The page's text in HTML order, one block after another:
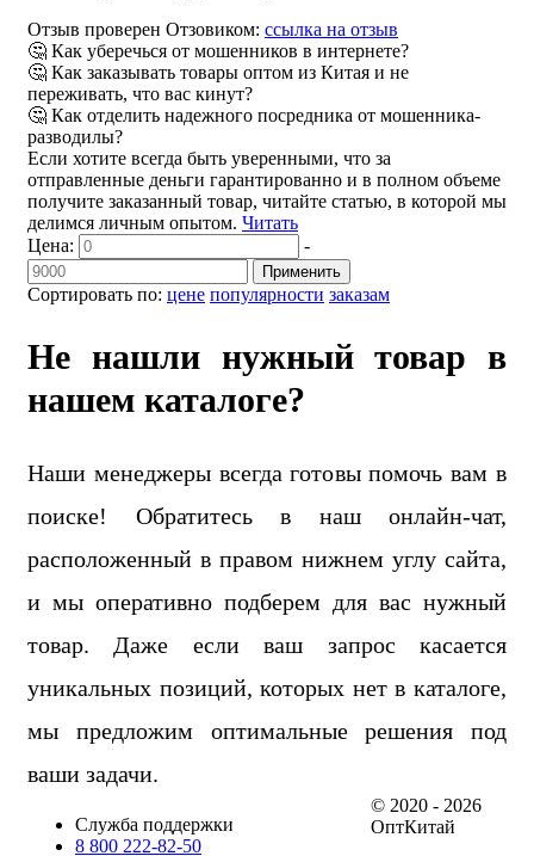
Отзыв проверен Отзовиком: ссылка на отзыв
🤔 Как уберечься от мошенников в интернете?
🤔 Как заказывать товары оптом из Китая и не
переживать, что вас кинут?
🤔 Как отделить надежного посредника от мошенника-
разводилы?
Если хотите всегда быть уверенными, что за
отправленные деньги гарантированно и в полном объеме
получите заказанный товар, читайте статью, в которой мы
делимся личным опытом. Читать
Сортировать по: цене популярности заказам
Цена: -
Применить
Не нашли нужный товар в
нашем каталоге?
Наши менеджеры всегда готовы помочь вам в
поиске! Обратитесь в наш онлайн-чат,
расположенный в правом нижнем углу сайта,
и мы оперативно подберем для вас нужный
товар. Даже если ваш запрос касается
уникальных позиций, которых нет в каталоге,
мы предложим оптимальные решения под
ваши задачи.
Служба поддержки
8 800 222-82-50
© 2020 - 2026
ОптКитай